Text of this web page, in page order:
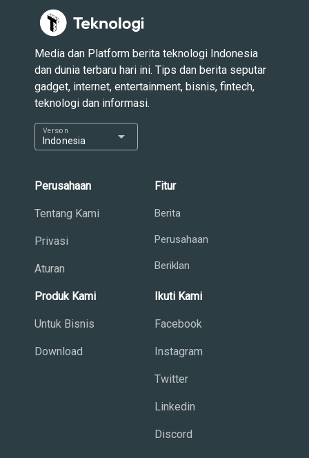
Media dan Platform berita teknologi Indonesia
dan dunia terbaru hari ini. Tips dan berita seputar
gadget, internet, entertainment, bisnis, fintech,
teknologi dan informasi.
Indonesia
Version arrow_drop_down
Perusahaan
Tentang Kami
Privasi
Aturan
Fitur
Berita
Perusahaan
Beriklan
Produk Kami
Untuk Bisnis
Download
Ikuti Kami
Facebook
Instagram
Twitter
Linkedin
Discord